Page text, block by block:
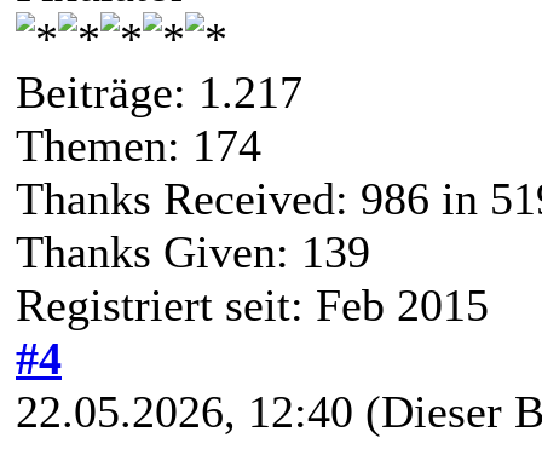
Beiträge: 1.217
Themen: 174
Thanks Received: 986 in
Thanks Given: 139
Registriert seit: Feb 2015
#4
22.05.2026, 12:40 (Dieser